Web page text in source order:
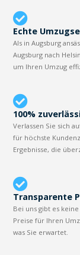
Echte
Als in Augsburg
Augsburg nach
um Ihren Umzug
100%
Verlassen Sie sich
für höchste
Ergebnisse, die
Transparente
Bei uns gibt es
Preise für Ihren
was Sie erwartet.